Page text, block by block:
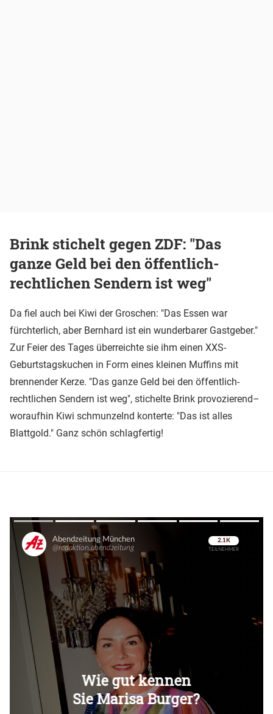
Brink stichelt gegen ZDF: "Das
ganze Geld bei den öffentlich-
rechtlichen Sendern ist weg"
Da fiel auch bei Kiwi der Groschen: "Das Essen war
fürchterlich, aber Bernhard ist ein wunderbarer Gastgeber."
Zur Feier des Tages überreichte sie ihm einen XXS-
Geburtstagskuchen in Form eines kleinen Muffins mit
brennender Kerze. "Das ganze Geld bei den öffentlich-
rechtlichen Sendern ist weg", stichelte Brink provozierend–
woraufhin Kiwi schmunzelnd konterte: "Das ist alles
Blattgold." Ganz schön schlagfertig!
Überspringen